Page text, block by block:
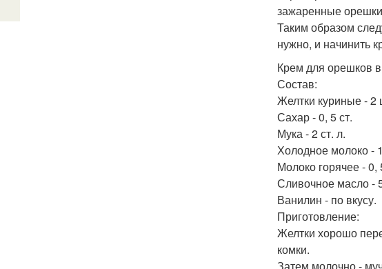
зажаренные
Таким образом
нужно, и начинить
Крем для орешков
Состав:
Желтки куриные - 2
Сахар - 0, 5 ст.
Мука - 2 ст. л.
Холодное молоко -
Молоко горячее - 0,
Сливочное масло -
Ванилин - по вкусу.
Приготовление:
Желтки хорошо
комки.